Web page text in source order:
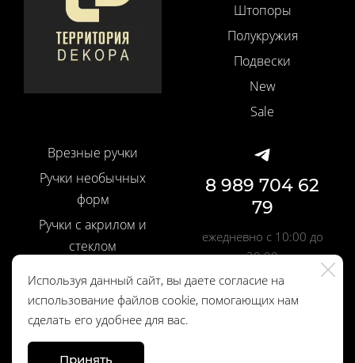
Штопоры
Полукружия
Подвески
New
Sale
Врезные ручки
Ручки необычных
форм
Ручки с акрилом и
стеклом
Шелковые кисти
Профильные ручки
Дверные ручки
8 989 704 62
79
ежедневно с 10:00 до
20:00
Политика
Используя данный сайт, вы даете согласие на
использование файлов cookie, помогающих нам
сделать его удобнее для вас.
Принять